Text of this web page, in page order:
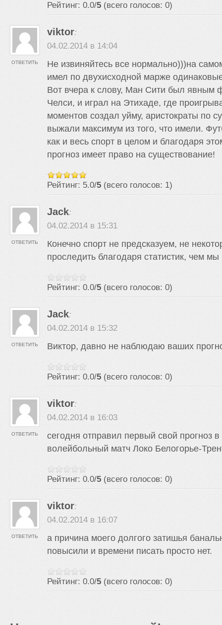
Рейтинг: 0.0/5 (всего голосов: 0)
viktor:
04.02.2014 в 14:04
Не извиняйтесь все нормально)))на
имел по двухисходной марже
Вот вчера к слову, Ман Сити был явным
Челси, и играл на Этихаде, где
моментов создал уйму, аристократы по
выжали максимум из того, что имели.
как и весь спорт в целом и благодаря
прогноз имеет право на существование!
Рейтинг: 5.0/5 (всего голосов: 1)
ОТВЕТИТЬ
Jack:
04.02.2014 в 15:31
Конечно спорт не предсказуем, не
проследить благодаря статистик, чем
Рейтинг: 0.0/5 (всего голосов: 0)
ОТВЕТИТЬ
Jack:
04.02.2014 в 15:32
Виктор, давно не наблюдаю ваших
Рейтинг: 0.0/5 (всего голосов: 0)
ОТВЕТИТЬ
viktor:
04.02.2014 в 16:03
сегодня отправил первый свой прогноз в
волейбольный матч Локо Белогорье-
Рейтинг: 0.0/5 (всего голосов: 0)
ОТВЕТИТЬ
viktor:
04.02.2014 в 16:07
а причина моего долгого затишья
повысили и времени писать просто нет.
Рейтинг: 0.0/5 (всего голосов: 0)
ОТВЕТИТЬ